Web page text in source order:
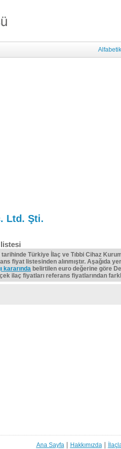
Ltd. Şti.
Türkiye İlaç ve Tıbbi Cihaz
fiyat listesinden alınmıştır. Aşağıda
kararında belirtilen euro değerine göre
ilaç fiyatları referans fiyatlarından
Ana Sayfa | Hakkımızda |